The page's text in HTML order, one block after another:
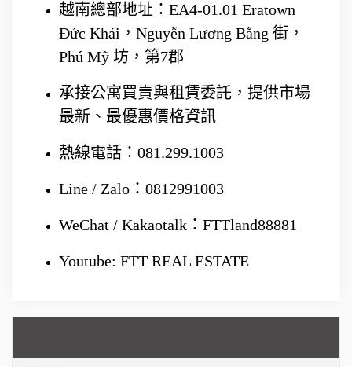
越南總部地址：EA4-01.01 Eratown
Đức Khải，Nguyễn Lương Bằng 街，
Phú Mỹ 坊，第7郡
承接公寓買賣與租賃委託，提供市場
最新、最優惠價格資訊
熱線電話：081.299.1003
Line / Zalo：0812991003
WeChat / Kakaotalk：FTTland88881
Youtube: FTT REAL ESTATE